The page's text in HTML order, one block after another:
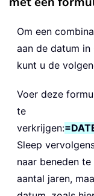
Om een
aan de datum
kunt u de
Voer deze
te
verkrijgen:
Sleep
naar beneden
aantal jaren,